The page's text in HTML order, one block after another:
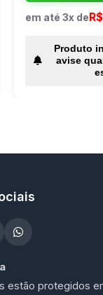
em até 3x de
Produto
avise
estão protegidos